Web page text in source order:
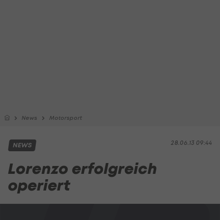
News Motorsport
28.06.13 09:44
NEWS
Lorenzo erfolgreich
operiert